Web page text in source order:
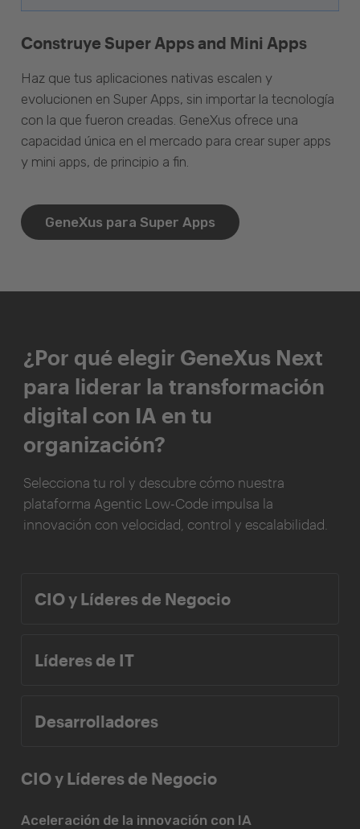
Construye Super Apps and Mini Apps
Haz que tus aplicaciones nativas escalen y
evolucionen en Super Apps, sin importar la tecnología
con la que fueron creadas. GeneXus ofrece una
capacidad única en el mercado para crear super apps
y mini apps, de principio a fin.
GeneXus para Super Apps
¿Por qué elegir GeneXus Next
para liderar la transformación
digital con IA en tu
organización?
Selecciona tu rol y descubre cómo nuestra
plataforma Agentic Low-Code impulsa la
innovación con velocidad, control y escalabilidad.
CIO y Líderes de Negocio
Líderes de IT
Desarrolladores
CIO y Líderes de Negocio
Aceleración de la innovación con IA